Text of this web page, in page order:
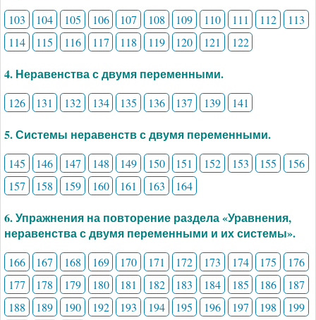
103 104 105 106 107 108 109 110 111 112
113
114
115 116 117 118 119 120 121 122
4. Неравенства с двумя переменными.
126 131 132 134 135 136 137 139 141
5. Системы неравенств с двумя переменными.
145 146 147 148 149 150 151 152 153 155
156
157
158 159 160 161 163 164
6. Упражнения на повторение раздела «Уравнения,
неравенства с двумя переменными и их системы».
166 167 168 169 170 171 172 173 174 175
176
177
178 179 180 181 182 183 184 185 186
187
188
189 190 192 193 194 195 196 197 198
199